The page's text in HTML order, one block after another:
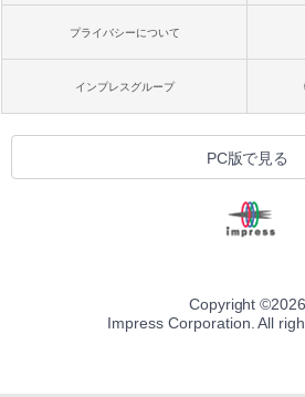
プライバシーについて
インプレスグループ
PC版で見る
Copyright ©2026
Impress Corporation. All